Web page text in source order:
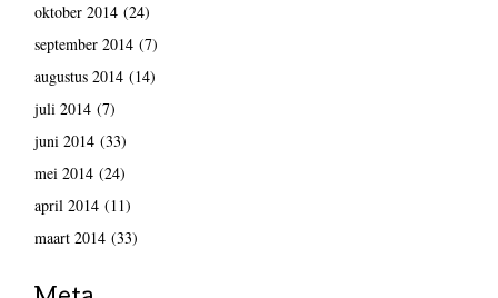
oktober 2014(24)
september 2014(7)
augustus 2014(14)
juli 2014(7)
juni 2014(33)
mei 2014(24)
april 2014(11)
maart 2014(33)